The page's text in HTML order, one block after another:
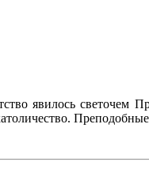
явилось светочем